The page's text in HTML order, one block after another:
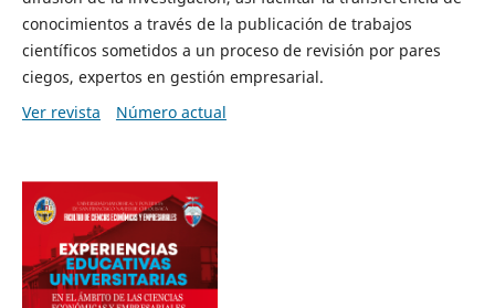
conocimientos a través de la publicación de trabajos
científicos sometidos a un proceso de revisión por pares
ciegos, expertos en gestión empresarial.
Ver revista
Número actual